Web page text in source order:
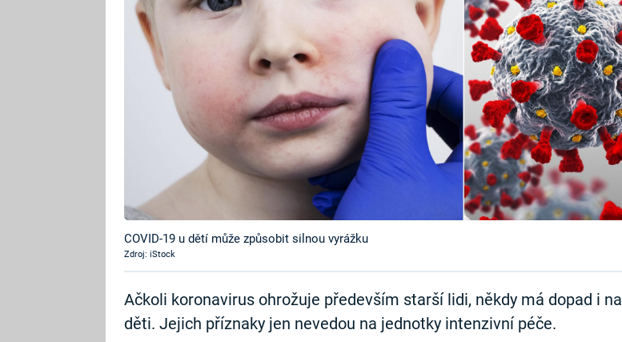
COVID-19 u dětí může způsobit silnou vyrážku
Zdroj: iStock
Ačkoli koronavirus ohrožuje především starší lidi, někdy má dopad i na
děti. Jejich příznaky jen nevedou na jednotky intenzivní péče.